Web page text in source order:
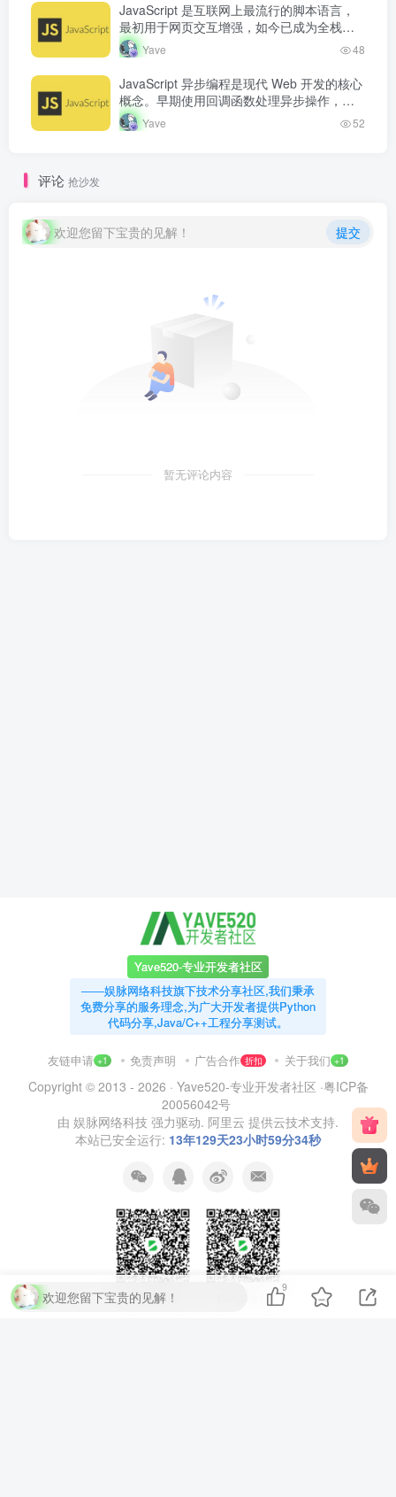
JavaScript 是互联网上最流行的脚本语言，
最初用于网页交互增强，如今已成为全栈开
发语言。从浏览器端的页面动态效果，到服
务端的 Node.js 运行…
Yave 48
JavaScript 异步编程是现代 Web 开发的核心
概念。早期使用回调函数处理异步操作，但
容易产生回调地狱。Promise 的出现改善了
异步代码的可读…
Yave 52
评论 抢沙发
欢迎您留下宝贵的见解！ 提交
暂无评论内容
Yave520-专业开发者社区
——娱脉网络科技旗下技术分享社区,我们秉承
免费分享的服务理念,为广大开发者提供Python
代码分享,Java/C++工程分享测试。
友链申请 +1 免责声明 广告合作 折扣 关于我们 +1
Copyright © 2013 - 2026 · Yave520-专业开发者社区 ·粤ICP备
20056042号
由 娱脉网络科技 强力驱动. 阿里云 提供云技术支持.
本站已安全运行: 13年129天23小时59分34秒
扫码加QQ群 扫码加微信
欢迎您留下宝贵的见解！
9